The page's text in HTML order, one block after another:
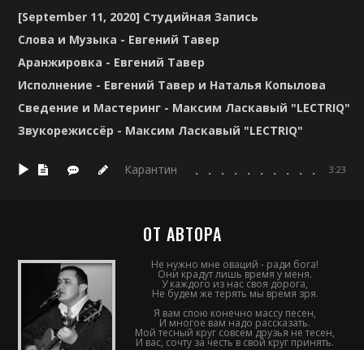
[September 11, 2020] Студийная Запись
Слова и Музыка - Евгений Тавер
Аранжировка - Евгений Тавер
Исполнение - Евгений Тавер и Наталья Копылова
Сведение и Мастеринг - Максим Ласкавый "LECTRIQ"
Звукорежиссёр - Максим Ласкавый "LECTRIQ"
Карантин 3:23
ОТ АВТОРА
Не нужно мне оваций - ради бога!
Они крадут лишь время у меня.
У каждого из нас своя дорога,
Не будем же терять мы время зря.
Я вам спою конечно массу песен,
И многое вам надо рассказать.
Мой тесный круг совсем друзья не тесен,
И вас, сочту за честь в свой круг принять.